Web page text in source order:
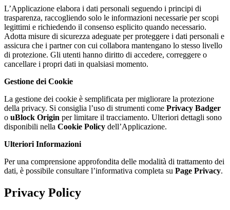
L’Applicazione elabora i dati personali seguendo i principi di
trasparenza, raccogliendo solo le informazioni necessarie per scopi
legittimi e richiedendo il consenso esplicito quando necessario.
Adotta misure di sicurezza adeguate per proteggere i dati personali e
assicura che i partner con cui collabora mantengano lo stesso livello
di protezione. Gli utenti hanno diritto di accedere, correggere o
cancellare i propri dati in qualsiasi momento.
Gestione dei Cookie
La gestione dei cookie è semplificata per migliorare la protezione
della privacy. Si consiglia l’uso di strumenti come Privacy Badger
o uBlock Origin per limitare il tracciamento. Ulteriori dettagli sono
disponibili nella Cookie Policy dell’Applicazione.
Ulteriori Informazioni
Per una comprensione approfondita delle modalità di trattamento dei
dati, è possibile consultare l’informativa completa su Page Privacy.
Privacy Policy